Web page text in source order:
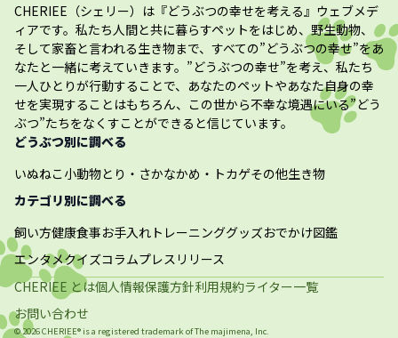
CHERIEE（シェリー） は『どうぶつの幸せを考える』ウェブメデ
ィアです。私たち人間と共に暮らすペットをはじめ、野生動物、
そして家畜と言われる生き物まで、すべての”どうぶつの幸せ”をあ
なたと一緒に考えていきます。”どうぶつの幸せ”を考え、私たち
一人ひとりが行動することで、あなたのペットやあなた自身の幸
せを実現することはもちろん、この世から不幸な境遇にいる”どう
ぶつ”たちをなくすことができると信じています。
どうぶつ別に調べる
いぬねこ小動物とり・さかなかめ・トカゲその他生き物
カテゴリ別に調べる
飼い方健康食事お手入れ トレーニンググッズおでかけ図鑑
エンタメクイズコラムプレスリリース
CHERIEE とは個人情報保護方針利用規約ライター一覧
お問い合わせ
©2026CHERIEE® is a registered trademark of The majimena, Inc.